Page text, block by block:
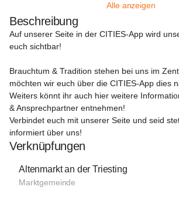
Alle anzeigen
Beschreibung
Auf unserer Seite in der CITIES-App wird
euch sichtbar!
Brauchtum & Tradition stehen bei uns im
möchten wir euch über die CITIES-App dies
Weiters könnt ihr auch hier weitere
& Ansprechpartner entnehmen!
Verbindet euch mit unserer Seite und seid
informiert über uns!
Verknüpfungen
Altenmarkt an der Triesting
Marktgemeinde